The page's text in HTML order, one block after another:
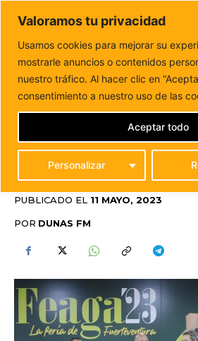
Valoramos tu privacidad
Usamos cookies para mejorar su
mostrarle anuncios o contenidos
nuestro tráfico. Al hacer clic en
consentimiento a nuestro uso de las
Personalizar
Aceptar todo
DUNAS FM
Tu informacion de forma
Inicio FUERTEVENTURA
Concluyen
Formativas de FEAGA
CONCLUYEN
JORNADAS
FORMATIVAS
FUERTEVENTURA
PUBLICADO EL 11 MAYO, 2023
POR DUNAS FM